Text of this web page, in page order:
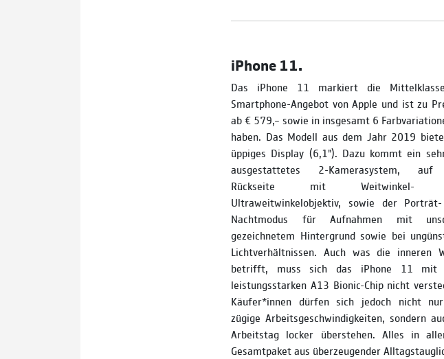
iPhone 11.
Das iPhone 11 markiert die
Smartphone-Angebot von Apple und ist zu
ab € 579,– sowie in insgesamt 6
haben. Das Modell aus dem Jahr 2019
üppiges Display (6,1"). Dazu kommt ein
ausgestattetes 2-Kamerasystem,
Rückseite mit Weitwinkel-
Ultraweitwinkelobjektiv, sowie der
Nachtmodus für Aufnahmen mit
gezeichnetem Hintergrund sowie bei
Lichtverhältnissen. Auch was die inneren
betrifft, muss sich das iPhone 11 mit
leistungsstarken A13 Bionic-Chip nicht
Käufer*innen dürfen sich jedoch nicht
zügige Arbeitsgeschwindigkeiten, sondern
Arbeitstag locker überstehen. Alles in
Gesamtpaket aus überzeugender